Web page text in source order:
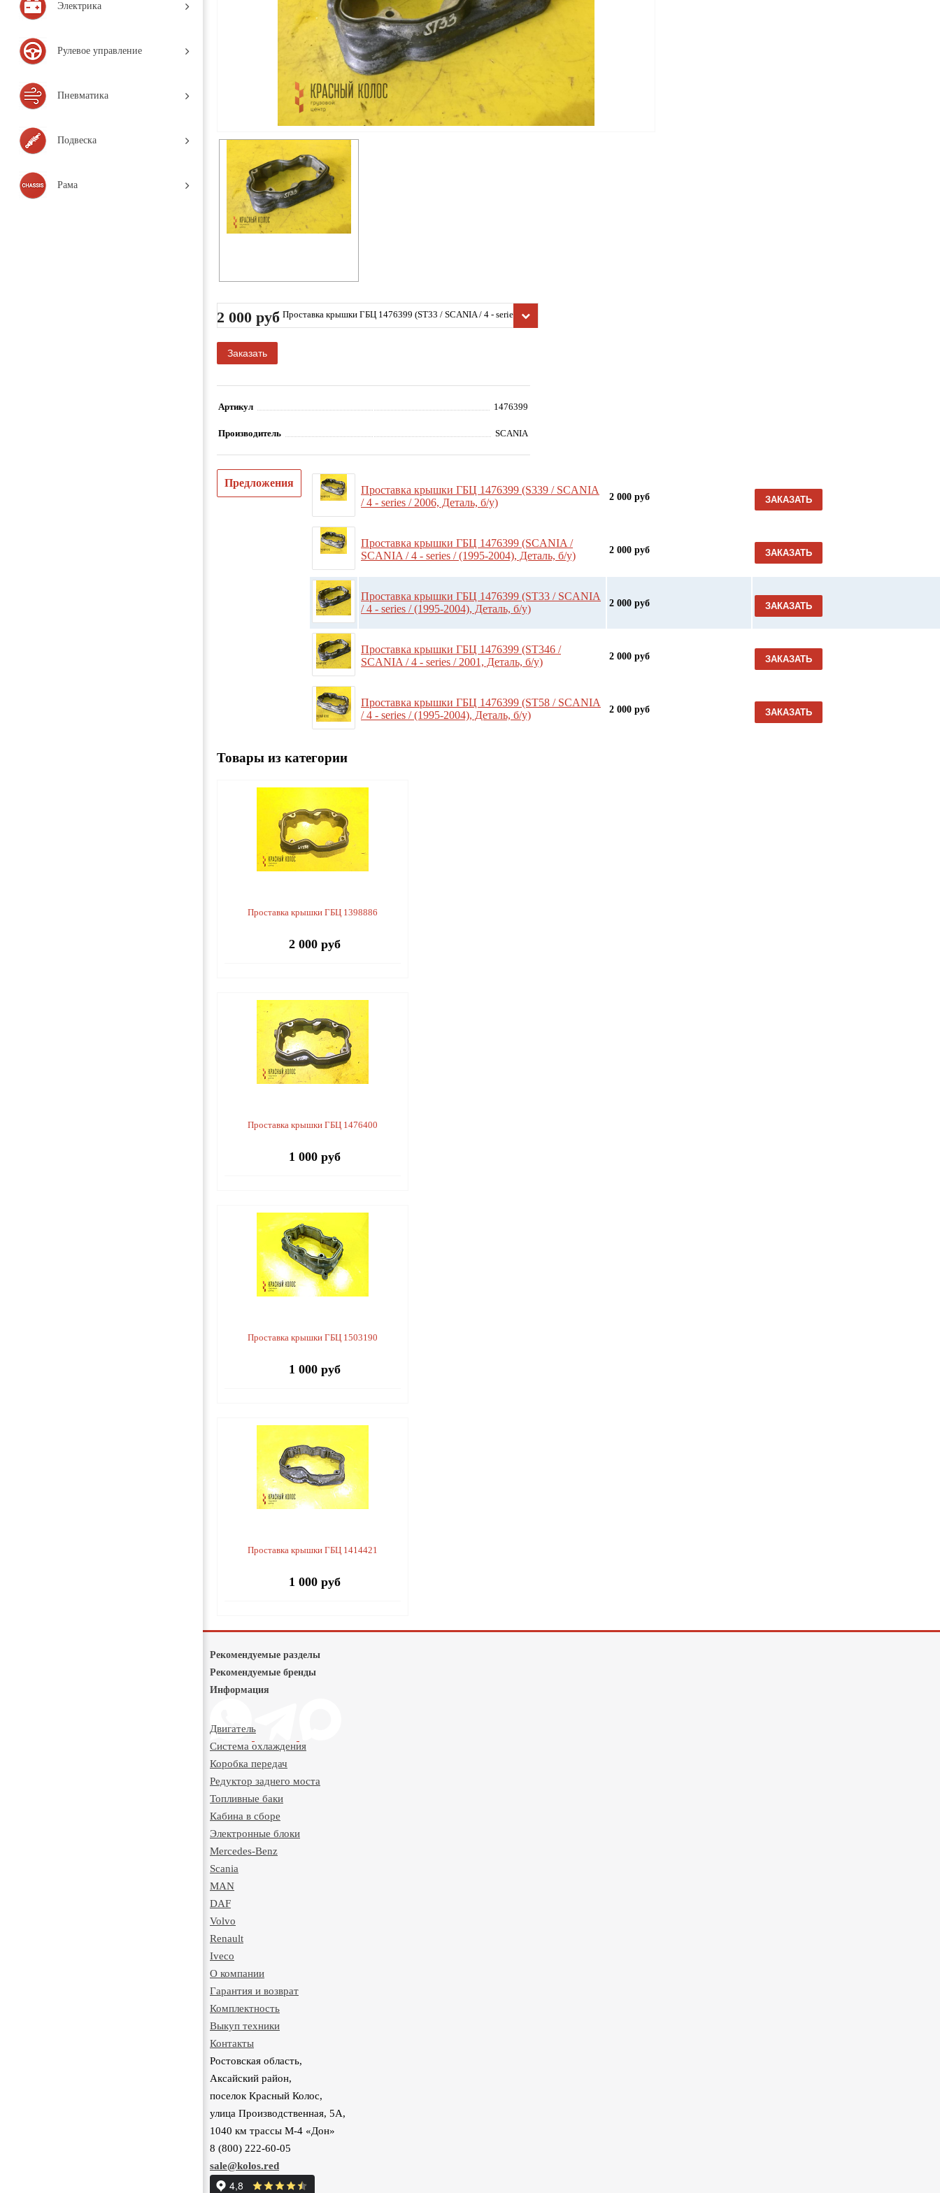
Электрика
Рулевое управление
Пневматика
Подвеска
Рама
2 000 руб Проставка крышки ГБЦ 1476399 (ST33 / SCANIA / 4 - series / (19
95-2004), Деталь, б/у)
Заказать
Артикул 1476399
Производитель SCANIA
Предложения
Проставка крышки ГБЦ 1476399 (S339 / SCANIA
/ 4 - series / 2006, Деталь, б/у)
2 000 руб ЗАКАЗАТЬ
Проставка крышки ГБЦ 1476399 (SCANIA /
SCANIA / 4 - series / (1995-2004), Деталь, б/у)
2 000 руб ЗАКАЗАТЬ
Проставка крышки ГБЦ 1476399 (ST33 / SCANIA
/ 4 - series / (1995-2004), Деталь, б/у)
2 000 руб ЗАКАЗАТЬ
Проставка крышки ГБЦ 1476399 (ST346 /
SCANIA / 4 - series / 2001, Деталь, б/у)
2 000 руб ЗАКАЗАТЬ
Проставка крышки ГБЦ 1476399 (ST58 / SCANIA
/ 4 - series / (1995-2004), Деталь, б/у)
2 000 руб ЗАКАЗАТЬ
Товары из категории
Проставка крышки ГБЦ 1398886
2 000 руб
Проставка крышки ГБЦ 1476400
1 000 руб
Проставка крышки ГБЦ 1503190
1 000 руб
Проставка крышки ГБЦ 1414421
1 000 руб
Рекомендуемые разделы
Рекомендуемые бренды
Информация
Двигатель
Система охлаждения
Коробка передач
Редуктор заднего моста
Топливные баки
Кабина в сборе
Электронные блоки
Mercedes-Benz
Scania
MAN
DAF
Volvo
Renault
Iveco
О компании
Гарантия и возврат
Комплектность
Выкуп техники
Контакты
Ростовская область,
Аксайский район,
поселок Красный Колос,
улица Производственная, 5А,
1040 км трассы М-4 «Дон»
8 (800) 222-60-05
sale@kolos.red